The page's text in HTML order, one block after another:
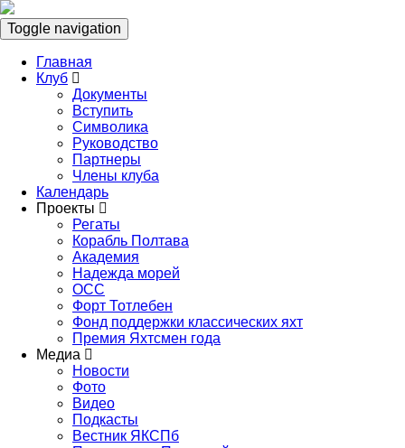
Toggle navigation
Главная
Клуб
Документы
Вступить
Символика
Руководство
Партнеры
Члены клуба
Календарь
Проекты
Регаты
Корабль Полтава
Академия
Надежда морей
ОСС
Форт Тотлебен
Фонд поддержки классических яхт
Премия Яхтсмен года
Медиа
Новости
Фото
Видео
Подкасты
Вестник ЯКСПб